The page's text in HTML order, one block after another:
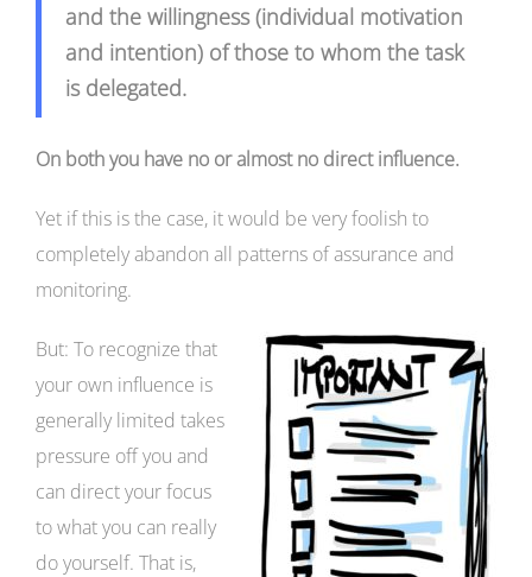
and the willingness (individual motivation
and intention) of those to whom the task
is delegated.
On both you have no or almost no direct influence.
Yet if this is the case, it would be very foolish to
completely abandon all patterns of assurance and
monitoring.
But: To recognize that
your own influence is
generally limited takes
pressure off you and
can direct your focus
to what you can really
do yourself. That is,